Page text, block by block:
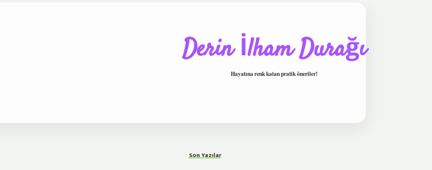
Derin İlham Durağı
Hayatına renk katan pratik öneriler!
Son Yazılar